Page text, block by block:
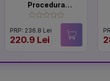
Procedura
penala. Partea
generala
PRP: 236.8 Lei
220.9 Lei